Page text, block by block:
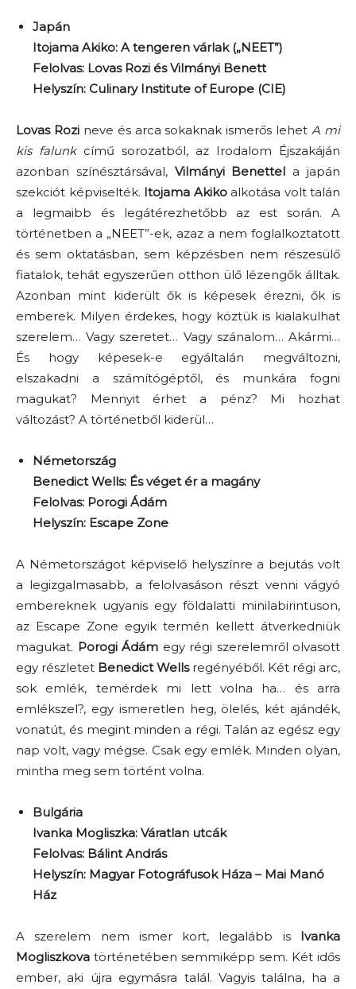
Japán
Itojama Akiko: A tengeren várlak („NEET”)
Felolvas: Lovas Rozi és Vilmányi Benett
Helyszín: Culinary Institute of Europe (CIE)
Lovas Rozineve és arca sokaknak ismerős lehet A mi
kis falunkcímű sorozatból, az Irodalom Éjszakáján
azonban színésztársával, Vilmányi Benettel a japán
szekciót képviselték. Itojama Akikoalkotása volt talán
a legmaibb és legátérezhetőbb az est során. A
történetben a „NEET”-ek, azaz a nem foglalkoztatott
és sem oktatásban, sem képzésben nem részesülő
fiatalok, tehát egyszerűen otthon ülő lézengők álltak.
Azonban mint kiderült ők is képesek érezni, ők is
emberek. Milyen érdekes, hogy köztük is kialakulhat
szerelem… Vagy szeretet… Vagy szánalom… Akármi…
És hogy képesek-e egyáltalán megváltozni,
elszakadni a számítógéptől, és munkára fogni
magukat? Mennyit érhet a pénz? Mi hozhat
változást? A történetből kiderül…
Németország
Benedict Wells: És véget ér a magány
Felolvas: Porogi Ádám
Helyszín: Escape Zone
A Németországot képviselő helyszínre a bejutás volt
a legizgalmasabb, a felolvasáson részt venni vágyó
embereknek ugyanis egy földalatti minilabirintuson,
az Escape Zone egyik termén kellett átverkedniük
magukat. Porogi Ádám egy régi szerelemről olvasott
egy részletet Benedict Wellsregényéből. Két régi arc,
sok emlék, temérdek mi lett volna ha… és arra
emlékszel?, egy ismeretlen heg, ölelés, két ajándék,
vonatút, és megint minden a régi. Talán az egész egy
nap volt, vagy mégse. Csak egy emlék. Minden olyan,
mintha meg sem történt volna.
Bulgária
Ivanka Mogliszka: Váratlan utcák
Felolvas: Bálint András
Helyszín: Magyar Fotográfusok Háza – Mai Manó
Ház
A szerelem nem ismer kort, legalább is Ivanka
Mogliszkova történetében semmiképp sem. Két idős
ember, aki újra egymásra talál. Vagyis találna, ha a